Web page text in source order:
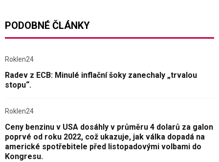
PODOBNÉ ČLÁNKY
Roklen24
Radev z ECB: Minulé inflační šoky zanechaly „trvalou
stopu“.
Roklen24
Ceny benzinu v USA dosáhly v průměru 4 dolarů za galon
poprvé od roku 2022, což ukazuje, jak válka dopadá na
americké spotřebitele před listopadovými volbami do
Kongresu.